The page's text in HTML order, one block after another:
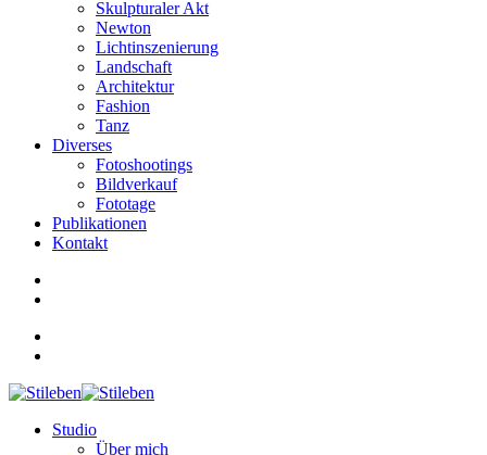
Skulpturaler Akt
Newton
Lichtinszenierung
Landschaft
Architektur
Fashion
Tanz
Diverses
Fotoshootings
Bildverkauf
Fototage
Publikationen
Kontakt
Studio
Über mich